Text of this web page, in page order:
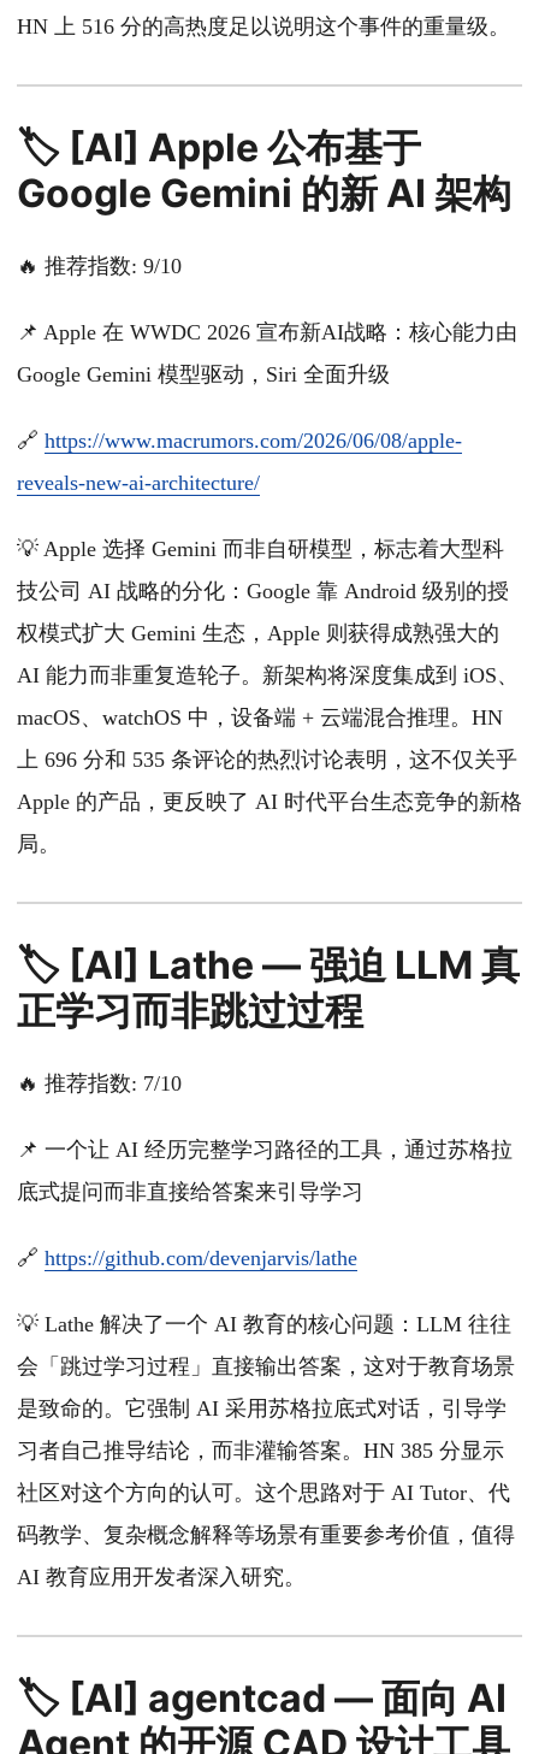
HN 上 516 分的高热度足以说明这个事件的重量级。
🏷️ [AI] Apple 公布基于
Google Gemini 的新 AI 架构
🔥 推荐指数: 9/10
📌 Apple 在 WWDC 2026 宣布新AI战略：核心能力由
Google Gemini 模型驱动，Siri 全面升级
🔗 https://www.macrumors.com/2026/06/08/apple-
reveals-new-ai-architecture/
💡 Apple 选择 Gemini 而非自研模型，标志着大型科
技公司 AI 战略的分化：Google 靠 Android 级别的授
权模式扩大 Gemini 生态，Apple 则获得成熟强大的
AI 能力而非重复造轮子。新架构将深度集成到 iOS、
macOS、watchOS 中，设备端 + 云端混合推理。HN
上 696 分和 535 条评论的热烈讨论表明，这不仅关乎
Apple 的产品，更反映了 AI 时代平台生态竞争的新格
局。
🏷️ [AI] Lathe — 强迫 LLM 真
正学习而非跳过过程
🔥 推荐指数: 7/10
📌 一个让 AI 经历完整学习路径的工具，通过苏格拉
底式提问而非直接给答案来引导学习
🔗 https://github.com/devenjarvis/lathe
💡 Lathe 解决了一个 AI 教育的核心问题：LLM 往往
会「跳过学习过程」直接输出答案，这对于教育场景
是致命的。它强制 AI 采用苏格拉底式对话，引导学
习者自己推导结论，而非灌输答案。HN 385 分显示
社区对这个方向的认可。这个思路对于 AI Tutor、代
码教学、复杂概念解释等场景有重要参考价值，值得
AI 教育应用开发者深入研究。
🏷️ [AI] agentcad — 面向 AI
Agent 的开源 CAD 设计工具